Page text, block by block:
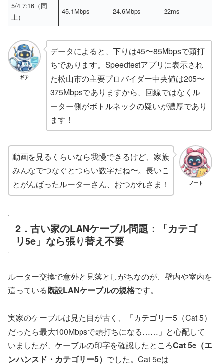
5/4 7:16（同
上）
45.1Mbps 24.6Mbps 22ms
ギア
データによると、下りは45〜85Mbpsで頭打
ちであります。Speedtestアプリに表示され
た松山市の主要プロバイダー中央値は205〜
375Mbpsでありますから、回線ではなくル
ーター側がボトルネックの疑いが濃厚であり
ます！
ノート
動画を見るくらいなら我慢できるけど、家族
みんなでつなぐとつらい数字だね〜。長いこ
とがんばったルーターさん、おつかれさま！
2．古い家のLANケーブル問題：「カテゴ
リ5e」なら張り替え不要
ルーター交換で意外と見落としがちなのが、壁内や室内を
這っている既設LANケーブルの規格です。
実家のケーブルは見た目が古く、「カテゴリー5（Cat 5）
だったら最大100Mbpsで頭打ちになる……」と心配して
いましたが、ケーブルの印字を確認したところCat 5e（エ
ンハンスド・カテゴリー5） でした。Cat 5eは